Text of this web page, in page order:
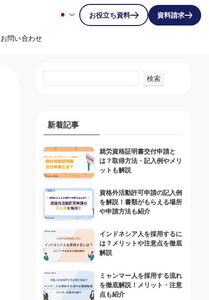
お役立ち資料 資料請求
お問い合わせ
検索
新着記事
就労資格証明書交付申請と
は？取得方法・記入例やメリ
ットも解説
資格外活動許可申請の記入例
を解説！書類がもらえる場所
や申請方法も紹介
インドネシア人を採用するに
は？メリットや注意点を徹底
解説
ミャンマー人を採用する流れ
を徹底解説！メリット・注意
点も紹介